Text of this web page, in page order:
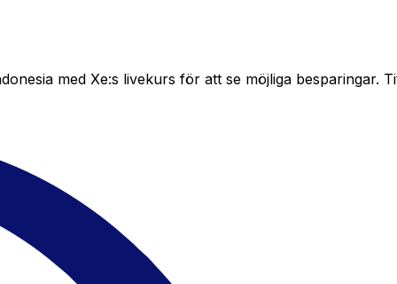
med Xe:s livekurs för att se möjliga besparingar.